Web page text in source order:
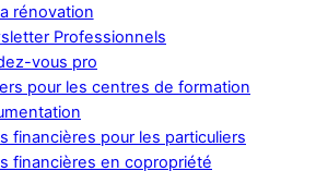
rénovation
Professionnels
vous pro
pour les centres de formation
financières pour les particuliers
financières en copropriété